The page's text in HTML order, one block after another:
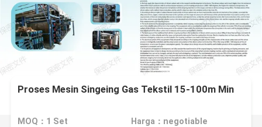
Proses Mesin Singeing Gas Tekstil 15-100m Min
MOQ：1 Set Harga：negotiable